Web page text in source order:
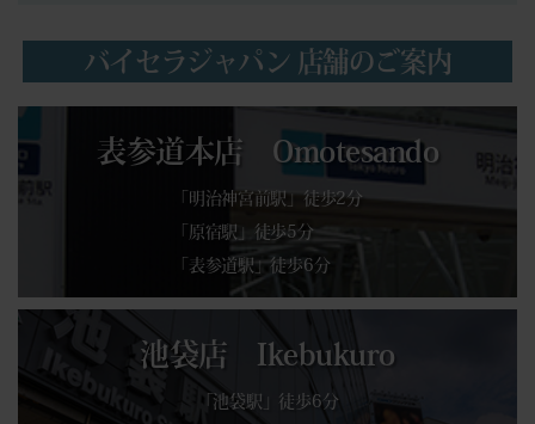
バイセラジャパン 店舗のご案内
表参道本店 Omotesando
「明治神宮前駅」徒歩2分
「原宿駅」徒歩5分
「表参道駅」徒歩6分
池袋店 Ikebukuro
「池袋駅」徒歩6分